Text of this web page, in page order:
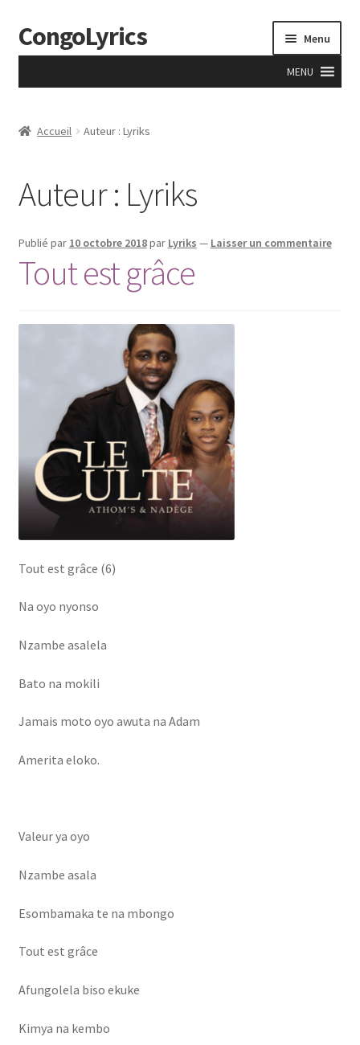
Aller
à
navigation
Aller
au
CongoLyrics Menu
MENU
Accueil
Anciens
Apprentissage
Boutique
cabinet gestion hopital
demande de pub
Facturation de séjour
formulaire des stagiaires
FORUM
inscrieleve
inscription des etudiants
Inscription élève
Karmapa
Accueil Auteur : Lyriks
Auteur : Lyriks
Publié par 10 octobre 2018par Lyriks — Laisser un commentaire
Tout est grâce
Tout est grâce (6)
Na oyo nyonso
Nzambe asalela
Bato na mokili
Jamais moto oyo awuta na Adam
Amerita eloko.
Valeur ya oyo
Nzambe asala
Esombamaka te na mbongo
Tout est grâce
Afungolela biso ekuke
Kimya na kembo